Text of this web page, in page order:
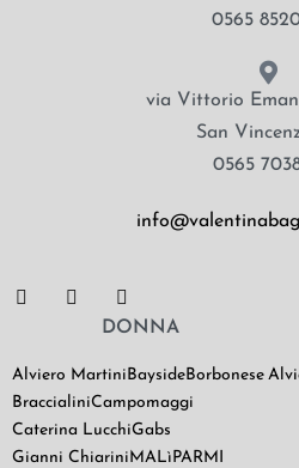
0565
via Vittorio
San
0565
DONNA
Alviero Martini BaysideBorbonese
BraccialiniCampomaggi
Caterina LucchiGabs
Gianni Chiarini MALìPARMI